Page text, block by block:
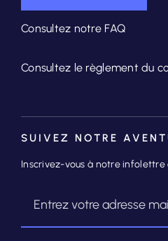
Consultez notre FAQ
Consultez le règlement du
SUIVEZ NOTRE
Inscrivez-vous à notre infolettre